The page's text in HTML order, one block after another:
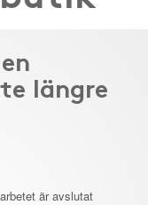
längre
är avslutat